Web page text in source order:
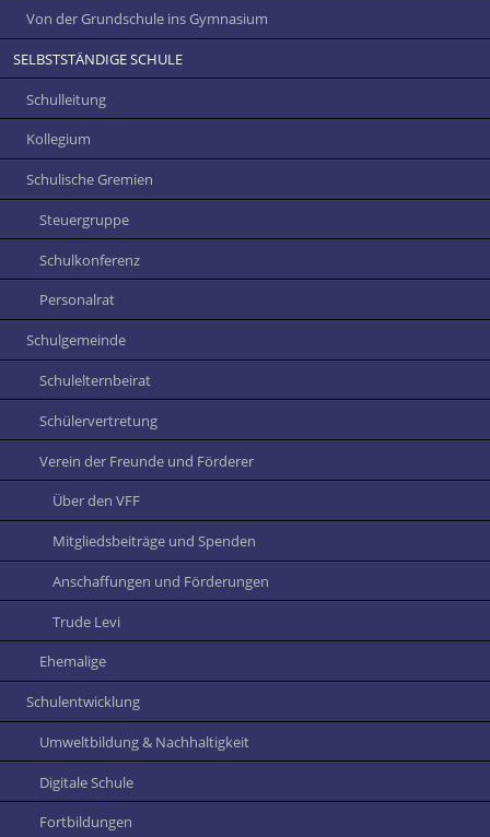
Von der Grundschule ins Gymnasium
SELBSTSTÄNDIGE SCHULE
Schulleitung
Kollegium
Schulische Gremien
Steuergruppe
Schulkonferenz
Personalrat
Schulgemeinde
Schulelternbeirat
Schülervertretung
Verein der Freunde und Förderer
Über den VFF
Mitgliedsbeiträge und Spenden
Anschaffungen und Förderungen
Trude Levi
Ehemalige
Schulentwicklung
Umweltbildung & Nachhaltigkeit
Digitale Schule
Fortbildungen